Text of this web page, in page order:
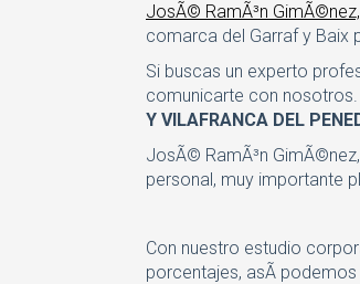
JosÃ© RamÃ³n
comarca del Garraf y Baix
Si buscas un experto
comunicarte con
Y VILAFRANCA DEL
JosÃ© RamÃ³n
personal, muy importante
Con nuestro estudio
porcentajes, asÃ­ podemos